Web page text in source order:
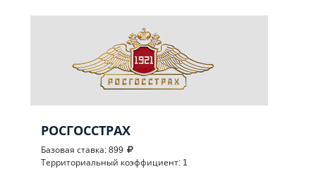
РОСГОССТРАХ
Базовая ставка: 899
Территориальный коэффициент: 1